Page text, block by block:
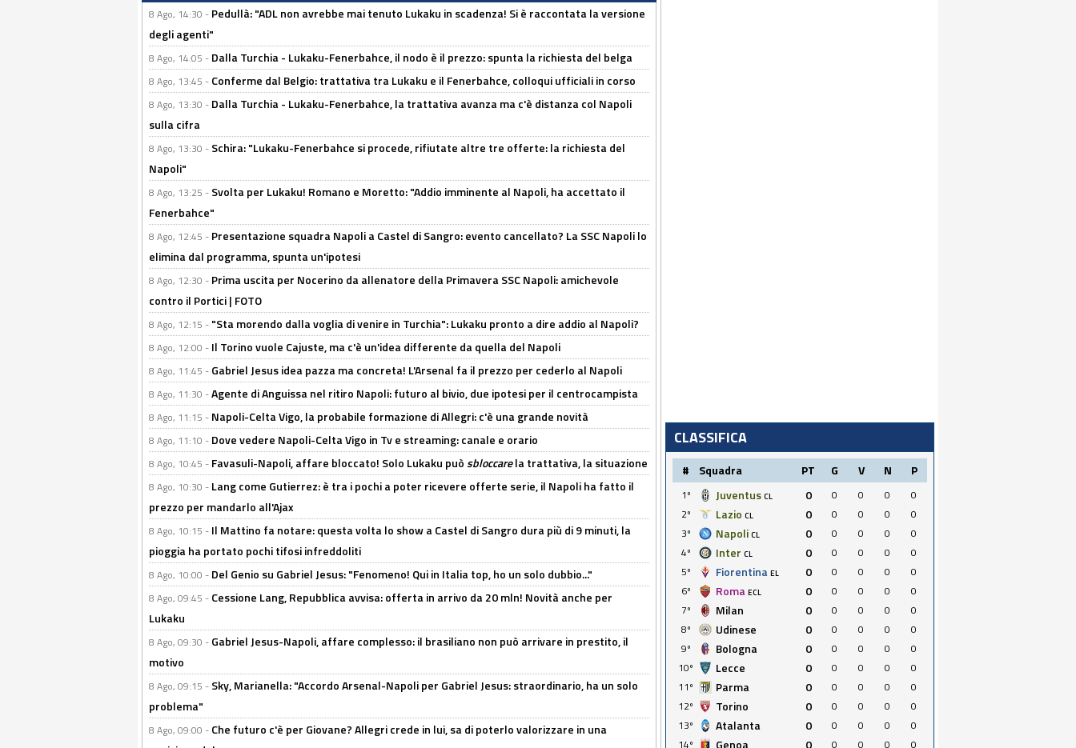
8 Ago, 14:30 - Pedullà: "ADL non avrebbe mai tenuto Lukaku in scadenza! Si è raccontata la versione
degli agenti"
8 Ago, 14:05 - Dalla Turchia - Lukaku-Fenerbahce, il nodo è il prezzo: spunta la richiesta del belga
8 Ago, 13:45 - Conferme dal Belgio: trattativa tra Lukaku e il Fenerbahce, colloqui ufficiali in corso
8 Ago, 13:30 - Dalla Turchia - Lukaku-Fenerbahce, la trattativa avanza ma c'è distanza col Napoli
sulla cifra
8 Ago, 13:30 - Schira: "Lukaku-Fenerbahce si procede, rifiutate altre tre offerte: la richiesta del
Napoli"
8 Ago, 13:25 - Svolta per Lukaku! Romano e Moretto: "Addio imminente al Napoli, ha accettato il
Fenerbahce"
8 Ago, 12:45 - Presentazione squadra Napoli a Castel di Sangro: evento cancellato? La SSC Napoli lo
elimina dal programma, spunta un'ipotesi
8 Ago, 12:30 - Prima uscita per Nocerino da allenatore della Primavera SSC Napoli: amichevole
contro il Portici | FOTO
8 Ago, 12:15 - "Sta morendo dalla voglia di venire in Turchia": Lukaku pronto a dire addio al Napoli?
8 Ago, 12:00 - Il Torino vuole Cajuste, ma c'è un'idea differente da quella del Napoli
8 Ago, 11:45 - Gabriel Jesus idea pazza ma concreta! L'Arsenal fa il prezzo per cederlo al Napoli
8 Ago, 11:30 -Agente di Anguissa nel ritiro Napoli: futuro al bivio, due ipotesi per il centrocampista
8 Ago, 11:15 - Napoli-Celta Vigo, la probabile formazione di Allegri: c'è una grande novità
8 Ago, 11:10 - Dove vedere Napoli-Celta Vigo in Tv e streaming: canale e orario
8 Ago, 10:45 - Favasuli-Napoli, affare bloccato! Solo Lukaku puòsbloccarela trattativa, la situazione
8 Ago, 10:30 - Lang come Gutierrez: è tra i pochi a poter ricevere offerte serie, il Napoli ha fatto il
prezzo per mandarlo all'Ajax
8 Ago, 10:15 - Il Mattino fa notare: questa volta lo show a Castel di Sangro dura più di 9 minuti, la
pioggia ha portato pochi tifosi infreddoliti
8 Ago, 10:00 - Del Genio su Gabriel Jesus: "Fenomeno! Qui in Italia top, ho un solo dubbio..."
8 Ago, 09:45 - Cessione Lang, Repubblica avvisa: offerta in arrivo da 20 mln! Novità anche per
Lukaku
8 Ago, 09:30 - Gabriel Jesus-Napoli, affare complesso: il brasiliano non può arrivare in prestito, il
motivo
8 Ago, 09:15 - Sky, Marianella: "Accordo Arsenal-Napoli per Gabriel Jesus: straordinario, ha un solo
problema"
8 Ago, 09:00 - Che futuro c'è per Giovane? Allegri crede in lui, sa di poterlo valorizzare in una
CLASSIFICA
# Squadra PT G V N P
1º Juventus CL 0 0 0 0
0
2º
Lazio CL 0 0 0 0
0
3º
Napoli CL 0 0 0 0
0
4º
Inter CL 0 0 0 0
0
5º
Fiorentina EL 0 0 0 0
0
6º
Roma ECL 0 0 0 0
0
7º
Milan 0 0 0 0
0
8º
Udinese 0 0 0 0
0
9º
Bologna 0 0 0 0
0
10º
Lecce 0 0 0 0
0
11º
Parma 0 0 0 0
0
12º
Torino 0 0 0 0
0
13º
Atalanta 0 0 0 0
0
14º
Genoa 0 0 0 0 0